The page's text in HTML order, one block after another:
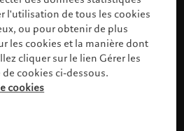
votre profil
l'utilisation de tous les cookies
ou pour obtenir de plus
les cookies et la manière dont
cliquer sur le lien Gérer les
cookies ci-dessous.
cookies